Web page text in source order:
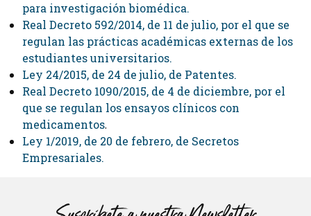
para investigación biomédica.
Real Decreto 592/2014, de 11 de julio, por el que se
regulan las prácticas académicas externas de los
estudiantes universitarios.
Ley 24/2015, de 24 de julio, de Patentes.
Real Decreto 1090/2015, de 4 de diciembre, por el
que se regulan los ensayos clínicos con
medicamentos.
Ley 1/2019, de 20 de febrero, de Secretos
Empresariales.